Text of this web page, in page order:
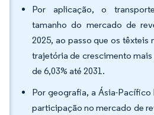
Por aplicação, o
tamanho do mercado de
2025, ao passo que os têxteis
trajetória de crescimento
de 6,03% até 2031.
Por geografia, a Ásia-Pacífico
participação no mercado de